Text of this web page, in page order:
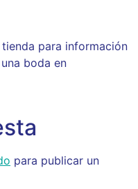
para información
boda en
para publicar un